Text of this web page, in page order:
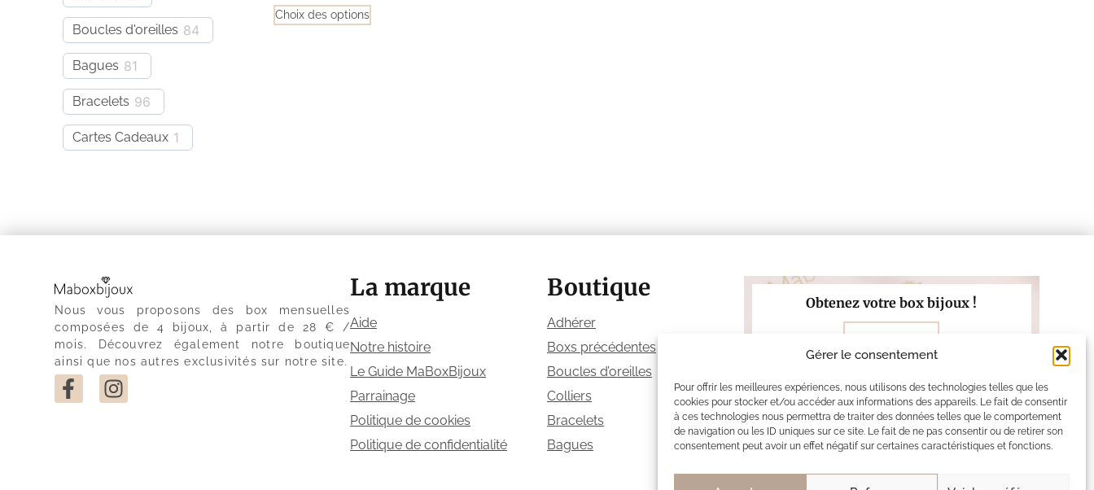
Gérer le consentement
Pour offrir les meilleures expériences, nous utilisons des technologies telles que les
cookies pour stocker et/ou accéder aux informations des appareils. Le fait de consentir
à ces technologies nous permettra de traiter des données telles que le comportement
de navigation ou les ID uniques sur ce site. Le fait de ne pas consentir ou de retirer son
consentement peut avoir un effet négatif sur certaines caractéristiques et fonctions.
Boucles d'oreilles 84
Bagues 81
Bracelets 96
Cartes Cadeaux 1
Choix des options
Nous vous proposons des box mensuelles
composées de 4 bijoux, à partir de 28 € /
mois. Découvrez également notre boutique
ainsi que nos autres exclusivités sur notre site.
La marque
Aide
Notre histoire
Le Guide MaBoxBijoux
Parrainage
Politique de cookies
Politique de confidentialité
Boutique
Adhérer
Boxs précédentes
Boucles d’oreilles
Colliers
Bracelets
Bagues
Obtenez votre box bijoux !